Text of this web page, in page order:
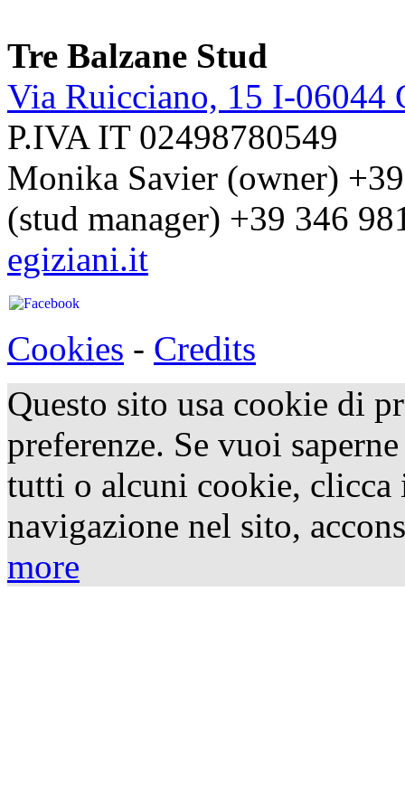
Tre Balzane Stud
Via Ruicciano, 15 I-06044
P.IVA IT 02498780549
Monika Savier (owner)
(stud manager) +39 346
egiziani.it
Cookies - Credits
Questo sito usa cookie di
preferenze. Se vuoi
tutti o alcuni cookie,
navigazione nel sito,
more